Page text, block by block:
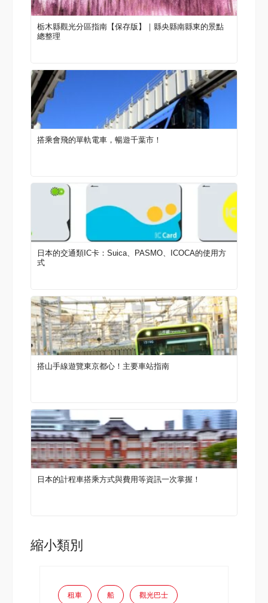
栃木縣觀光分區指南【保存版】｜縣央縣南縣東的景點
總整理
搭乘會飛的單軌電車，暢遊千葉市！
日本的交通類IC卡：Suica、PASMO、ICOCA的使用方
式
搭山手線遊覽東京都心！主要車站指南
日本的計程車搭乘方式與費用等資訊一次掌握！
縮小類別
租車 船 觀光巴士